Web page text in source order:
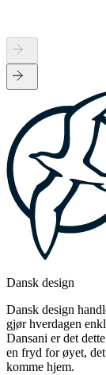
Dansk design
Dansk design
gjør hverdagen
Dansani er det
en fryd for øyet,
komme hjem.